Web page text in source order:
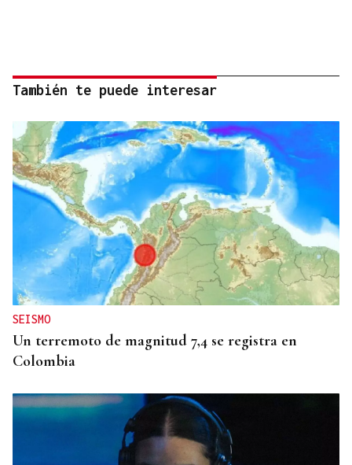
También te puede interesar
SEISMO
Un terremoto de magnitud 7,4 se registra en
Colombia